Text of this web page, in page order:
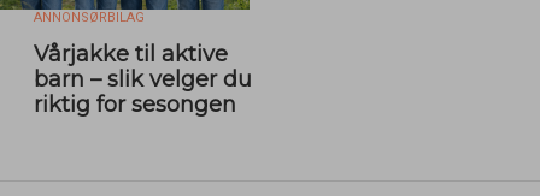
ANNONSØRBILAG
Vårjakke til aktive
barn – slik velger du
riktig for sesongen